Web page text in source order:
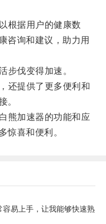
据用户的健康数
咨询和建议，助力用
伐变得加速。
提供了更多便利和
。
加速器的功能和应
惊喜和便利。
易上手，让我能够快速熟